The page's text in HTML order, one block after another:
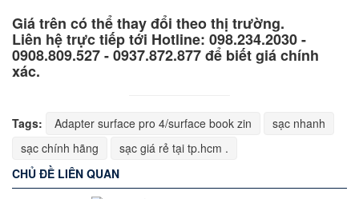
Giá trên có thể thay đổi theo thị trường.
Liên hệ trực tiếp tới Hotline: 098.234.2030 -
0908.809.527 - 0937.872.877 để biết giá chính
xác.
Tags: Adapter surface pro 4/surface book zin
sạc nhanh
sạc chính hãng
sạc giá rẻ tại tp.hcm .
CHỦ ĐỀ LIÊN QUAN